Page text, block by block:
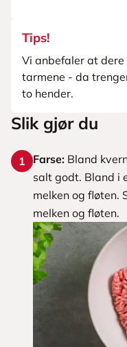
Tips!
Vi anbefaler at
tarmene - da
to hender.
Slik gjør du
1 Farse: Bland
salt godt. Bland i
melken og fløten.
melken og fløten.